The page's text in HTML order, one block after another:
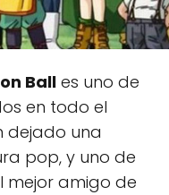
Ball es uno de
en todo el
dejado una
pop, y uno de
mejor amigo de